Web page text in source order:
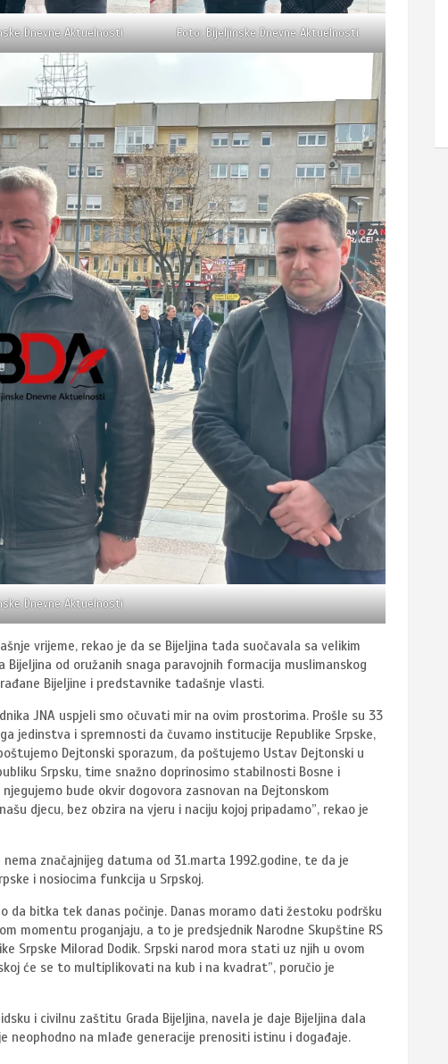
Dnevne Aktuelnosti Foto: Bijeljinske Dnevne Aktuelnosti
Dnevne Aktuelnosti
vrijeme, rekao je da se Bijeljina tada suočavala sa velikim
od oružanih snaga paravojnih formacija muslimanskog
Bijeljine i predstavnike tadašnje vlasti.
JNA uspjeli smo očuvati mir na ovim prostorima. Prošle su 33
jedinstva i spremnosti da čuvamo institucije Republike Srpske,
Dejtonski sporazum, da poštujemo Ustav Dejtonski u
Srpsku, time snažno doprinosimo stabilnosti Bosne i
bude okvir dogovora zasnovan na Dejtonskom
djecu, bez obzira na vjeru i naciju kojoj pripadamo”, rekao je
značajnijeg datuma od 31.marta 1992.godine, te da je
i nosiocima funkcija u Srpskoj.
da bitka tek danas počinje. Danas moramo dati žestoku podršku
momentu proganjaju, a to je predsjednik Narodne Skupštine RS
Srpske Milorad Dodik. Srpski narod mora stati uz njih u ovom
će se to multiplikovati na kub i na kvadrat”, poručio je
i civilnu zaštitu Grada Bijeljina, navela je daje Bijeljina dala
neophodno na mlađe generacije prenositi istinu i događaje.